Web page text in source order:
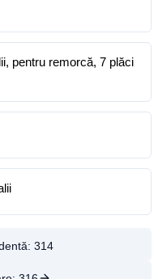
pentru remorcă, 7 plăci
314